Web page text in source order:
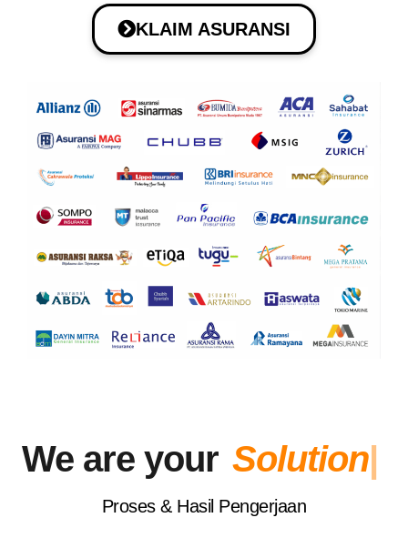
KLAIM ASURANSI
We are your S|
Proses & Hasil Pengerjaan